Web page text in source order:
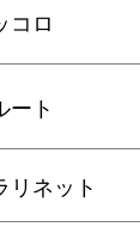
コロ
ート
リネット